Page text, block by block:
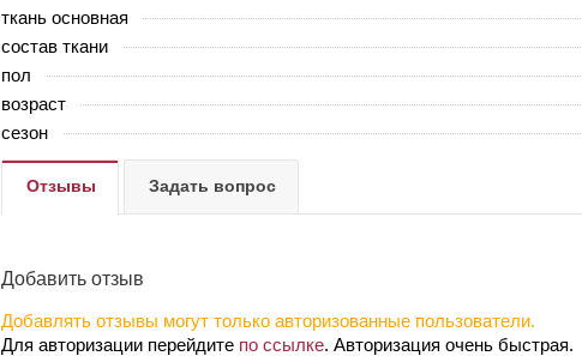
ткань основная
состав ткани
пол
возраст
сезон
Отзывы Задать вопрос
Добавить отзыв
Добавлять отзывы могут только авторизованные пользователи.
Для авторизации перейдите по ссылке. Авторизация очень быстрая.